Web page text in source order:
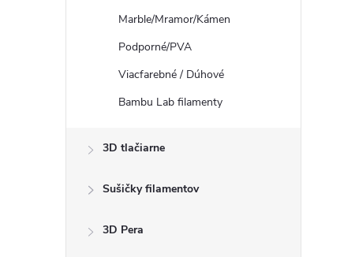
Marble/Mramor/Kámen
Podporné/PVA
Viacfarebné / Dúhové
Bambu Lab filamenty
3D tlačiarne
Sušičky filamentov
3D Pera